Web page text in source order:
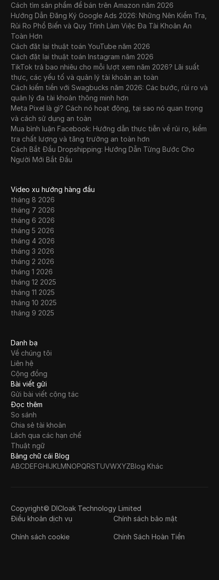
Cách tìm sản phẩm để bán trên Amazon năm 2026
Hướng Dẫn Đăng Ký Google Ads 2026: Những Nên Kiểm Tra,
Rủi Ro Phổ Biến và Quy Trình Làm Việc Đa Tài Khoản An
Toàn Hơn
Cách đặt lại thuật toán YouTube năm 2026
Cách đặt lại thuật toán Instagram năm 2026
TikTok trả bao nhiêu cho mỗi lượt xem năm 2026? Lãi suất
thực, các yếu tố và quản lý tài khoản an toàn
Cách kiếm tiền với Swagbucks năm 2026: Các bước, rủi ro và
quản lý đa tài khoản thông minh hơn
Meta Pixel là gì? Cách nó hoạt động, tại sao nó quan trọng
và cách sử dụng an toàn
Mua bình luận Facebook: Hướng dẫn thực tiễn về rủi ro, kiểm
tra chất lượng và tăng trưởng an toàn hơn
Cách Bắt Đầu Dropshipping: Hướng Dẫn Từng Bước Cho
Người Mới Bắt Đầu
Video xu hướng hàng đầu
tháng 8 2026
tháng 7 2026
tháng 6 2026
tháng 5 2026
tháng 4 2026
tháng 3 2026
tháng 2 2026
tháng 1 2026
tháng 12 2025
tháng 11 2025
tháng 10 2025
tháng 9 2025
Danh bạ
Về chúng tôi
Liên hệ
Cộng đồng
Bài viết gửi
Gửi bài viết cộng tác
Đọc thêm
So sánh
Chia sẻ tài khoản
Lách qua các hạn chế
Thuật ngữ
Bảng chữ cái Blog
ABCDEFGHIJKLMNOPQRSTUVWXYZBlog Khác
Copyright© DICloak Technology Limited
Điều khoản dịch vụ
Chính sách bảo mật
Chính sách cookie Chính Sách Hoàn Tiền